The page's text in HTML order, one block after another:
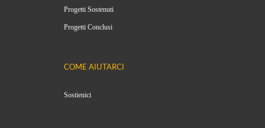
Progetti Sostenuti
Progetti Conclusi
COME AIUTARCI
Sostienici